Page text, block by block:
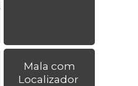
Mala com
Localizador